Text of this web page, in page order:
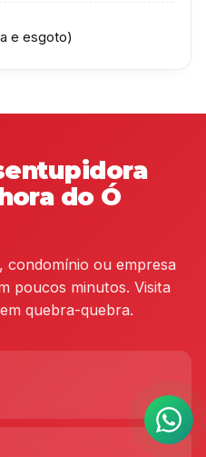
e esgoto)
do Ó
condomínio ou empresa
poucos minutos. Visita
quebra-quebra.